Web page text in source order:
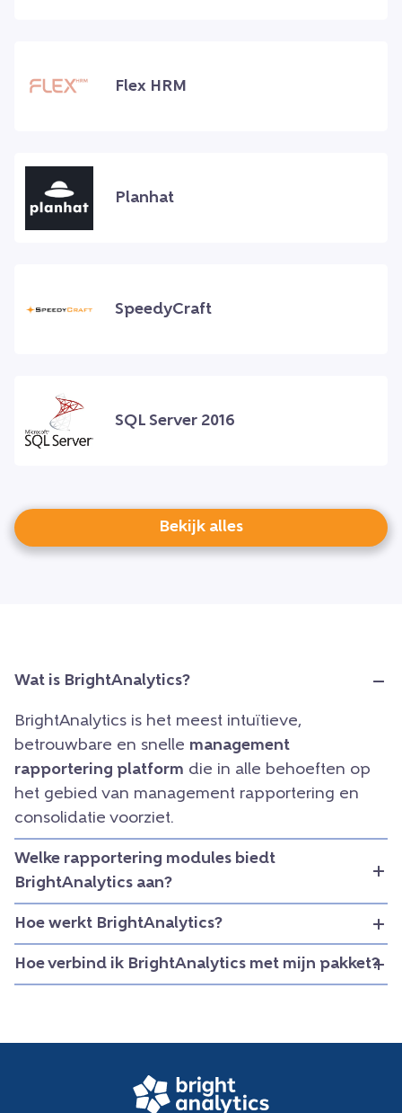
Flex HRM
Planhat
SpeedyCraft
SQL Server 2016
Bekijk alles
Wat is BrightAnalytics?
BrightAnalytics is het meest intuïtieve,
betrouwbare en snelle management
rapportering platform die in alle behoeften op
het gebied van management rapportering en
consolidatie voorziet.
Welke rapportering modules biedt
BrightAnalytics aan?
Hoe werkt BrightAnalytics?
Hoe verbind ik BrightAnalytics met mijn pakket?